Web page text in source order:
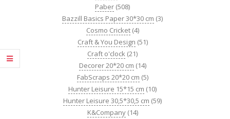
Paber (508)
Bazzill Basics Paper 30*30 cm (3)
Cosmo Cricket (4)
Craft & You Design (51)
Craft o'clock (21)
Decorer 20*20 cm (14)
FabScraps 20*20 cm (5)
Hunter Leisure 15*15 cm (10)
Hunter Leisure 30,5*30,5 cm (59)
K&Company (14)